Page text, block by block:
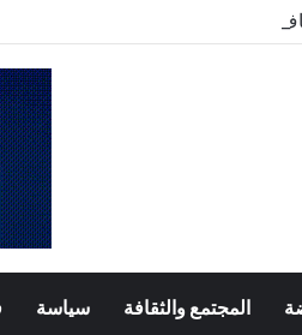
بنواكشوط الشمالية تخلد ذكرى
المجتمع والثقافة سياسة